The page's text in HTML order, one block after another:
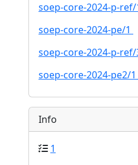
soep-core-2024-p-ref/
soep-core-2024-pe/1
soep-core-2024-p-
soep-core-2024-pe2/1
Info
1